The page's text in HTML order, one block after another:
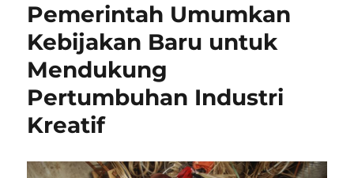
Pemerintah Umumkan
Kebijakan Baru untuk
Mendukung
Pertumbuhan Industri
Kreatif